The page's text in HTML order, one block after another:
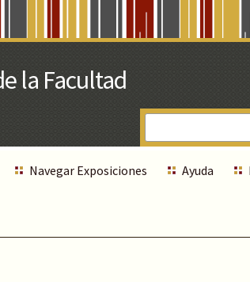
Navegar Exposiciones Ayuda